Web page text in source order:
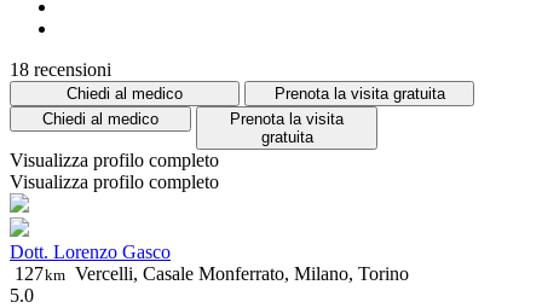
18 recensioni
Chiedi al medico
Prenota la visita gratuita
Chiedi al medico
Prenota la visita
gratuita
Visualizza profilo completo
Visualizza profilo completo
Dott. Lorenzo Gasco
127km Vercelli, Casale Monferrato, Milano, Torino
5.0